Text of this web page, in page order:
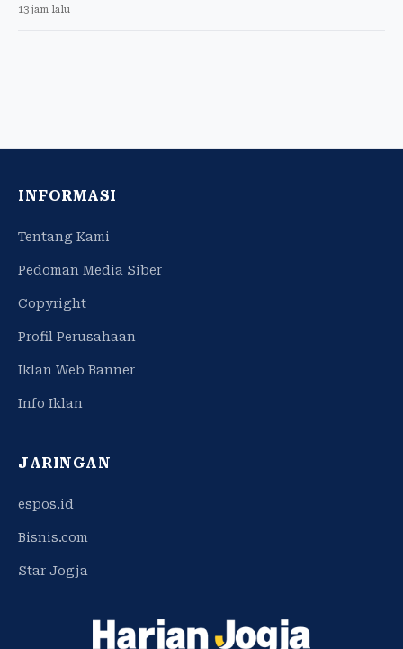
13 jam lalu
INFORMASI
Tentang Kami
Pedoman Media Siber
Copyright
Profil Perusahaan
Iklan Web Banner
Info Iklan
JARINGAN
espos.id
Bisnis.com
Star Jogja